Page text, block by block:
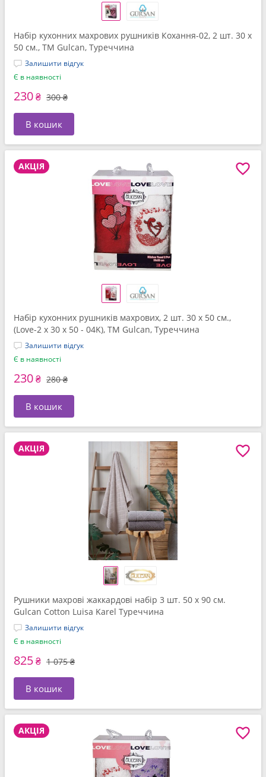
Набір кухонних махрових рушників Кохання-02, 2 шт. 30 x
50 см., ТМ Gulcan, Туреччина
Залишити відгук
Є в наявності
230₴ 300 ₴
В кошик
АКЦІЯ
Набір кухонних рушників махрових, 2 шт. 30 x 50 см.,
(Love-2 x 30 x 50 - 04K), ТМ Gulcan, Туреччина
Залишити відгук
Є в наявності
230₴ 280 ₴
В кошик
АКЦІЯ
Рушники махрові жаккардові набір 3 шт. 50 x 90 см.
Gulcan Cotton Luisa Karel Туреччина
Залишити відгук
Є в наявності
825₴ 1 075 ₴
В кошик
АКЦІЯ